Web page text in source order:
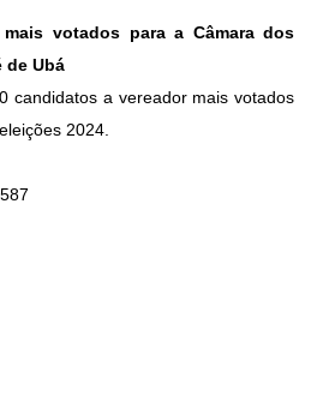
votados para a Câmara dos
de Ubá
candidatos a vereador mais votados
2024.